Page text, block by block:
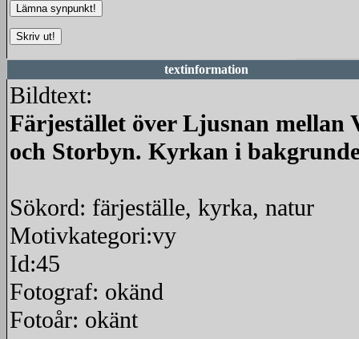
textinformation
Bildtext:
Färjestället över Ljusnan mellan
och Storbyn. Kyrkan i
Sökord: färjeställe, kyrka, natur
Motivkategori:vy
Id:45
Fotograf: okänd
Fotoår: okänt